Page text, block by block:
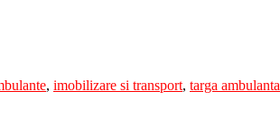
, imobilizare si transport, targa ambulanta